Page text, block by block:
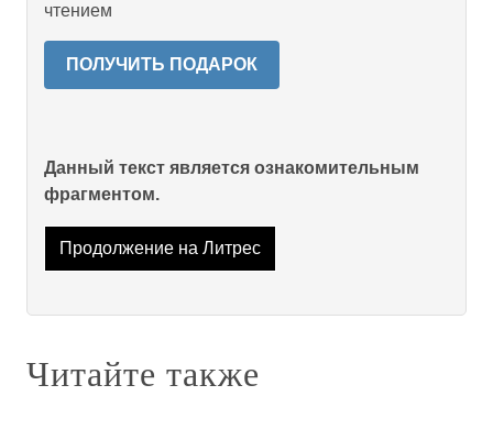
чтением
ПОЛУЧИТЬ ПОДАРОК
Данный текст является ознакомительным
фрагментом.
Продолжение на Литрес
Читайте также